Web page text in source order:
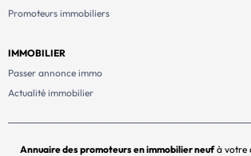
Promoteurs immobiliers
IMMOBILIER
Passer annonce immo
Actualité immobilier
Annuaire des promoteurs en immobilier neufà votre